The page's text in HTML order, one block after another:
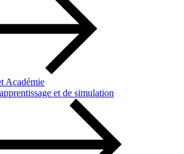
Académie
et de simulation